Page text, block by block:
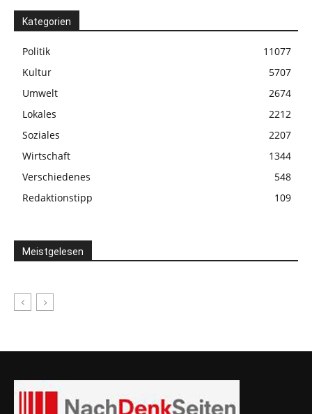
Kategorien
Politik
11077
Kultur
5707
Umwelt
2674
Lokales
2212
Soziales
2207
Wirtschaft
1344
Verschiedenes
548
Redaktionstipp
109
Meistgelesen